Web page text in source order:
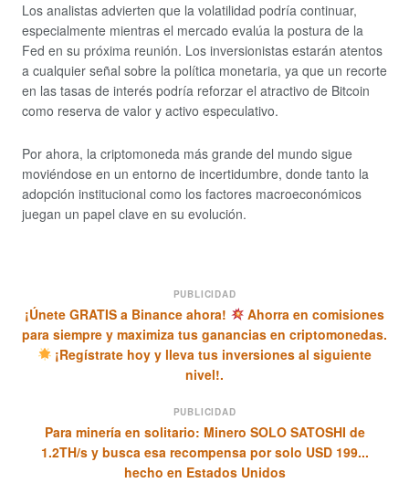
Los analistas advierten que la volatilidad podría continuar,
especialmente mientras el mercado evalúa la postura de la
Fed en su próxima reunión. Los inversionistas estarán atentos
a cualquier señal sobre la política monetaria, ya que un recorte
en las tasas de interés podría reforzar el atractivo de Bitcoin
como reserva de valor y activo especulativo.
Por ahora, la criptomoneda más grande del mundo sigue
moviéndose en un entorno de incertidumbre, donde tanto la
adopción institucional como los factores macroeconómicos
juegan un papel clave en su evolución.
PUBLICIDAD
¡Únete GRATIS a Binance ahora!
Ahorra en comisiones
para siempre y maximiza tus ganancias en criptomonedas.
¡Regístrate hoy y lleva tus inversiones al siguiente
nivel!.
PUBLICIDAD
Para minería en solitario: Minero SOLO SATOSHI de
1.2TH/s y busca esa recompensa por solo USD 199...
hecho en Estados Unidos